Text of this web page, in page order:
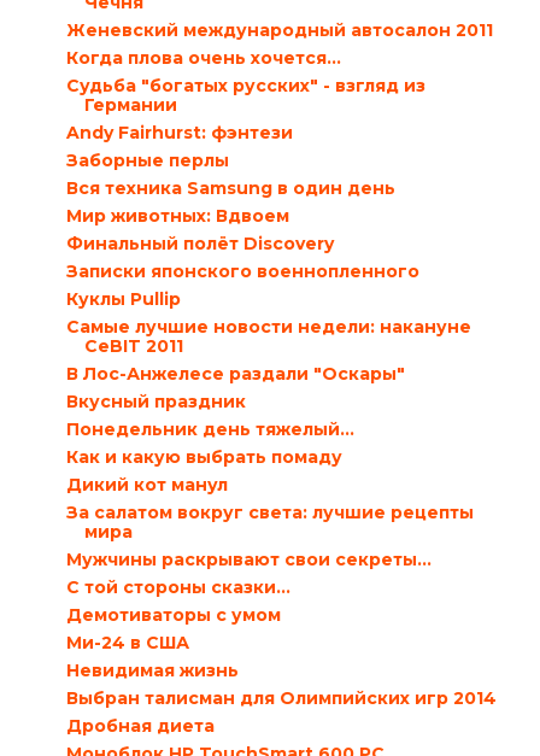
Женевский международный автосалон 2011
Когда плова очень хочется…
Судьба "богатых русских" - взгляд из
Германии
Andy Fairhurst: фэнтези
Заборные перлы
Вся техника Samsung в один день
Мир животных: Вдвоем
Финальный полёт Discovery
Записки японского военнопленного
Куклы Pullip
Самые лучшие новости недели: накануне
CeBIT 2011
В Лос-Анжелесе раздали "Оскары"
Вкусный праздник
Понедельник день тяжелый…
Как и какую выбрать помаду
Дикий кот манул
За салатом вокруг света: лучшие рецепты
мира
Мужчины раскрывают свои секреты…
С той стороны сказки…
Демотиваторы с умом
Ми-24 в США
Невидимая жизнь
Выбран талисман для Олимпийских игр 2014
Дробная диета